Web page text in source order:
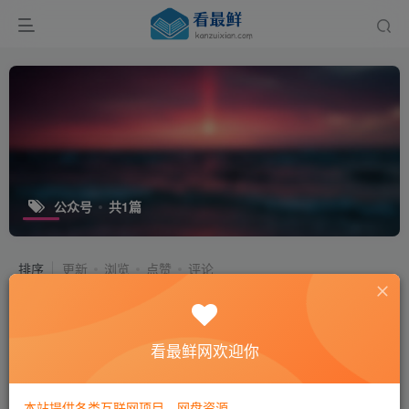
公众号 共1篇
排序 更新 浏览 点赞 评论
看最鲜网欢迎你